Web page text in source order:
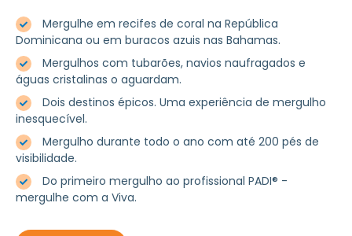
Mergulhe em recifes de coral na República
Dominicana ou em buracos azuis nas Bahamas.
Mergulhos com tubarões, navios naufragados e
águas cristalinas o aguardam.
Dois destinos épicos. Uma experiência de mergulho
inesquecível.
Mergulho durante todo o ano com até 200 pés de
visibilidade.
Do primeiro mergulho ao profissional PADI® -
mergulhe com a Viva.